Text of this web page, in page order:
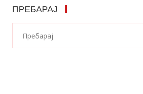
ПРЕБАРАЈ